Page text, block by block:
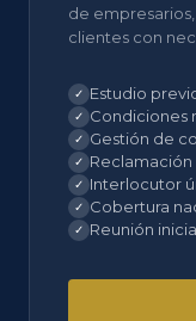
de
clientes con
✓ Estudio
✓ Condiciones
✓ Gestión de
✓
✓ Interlocutor
✓ Cobertura
✓ Reunión